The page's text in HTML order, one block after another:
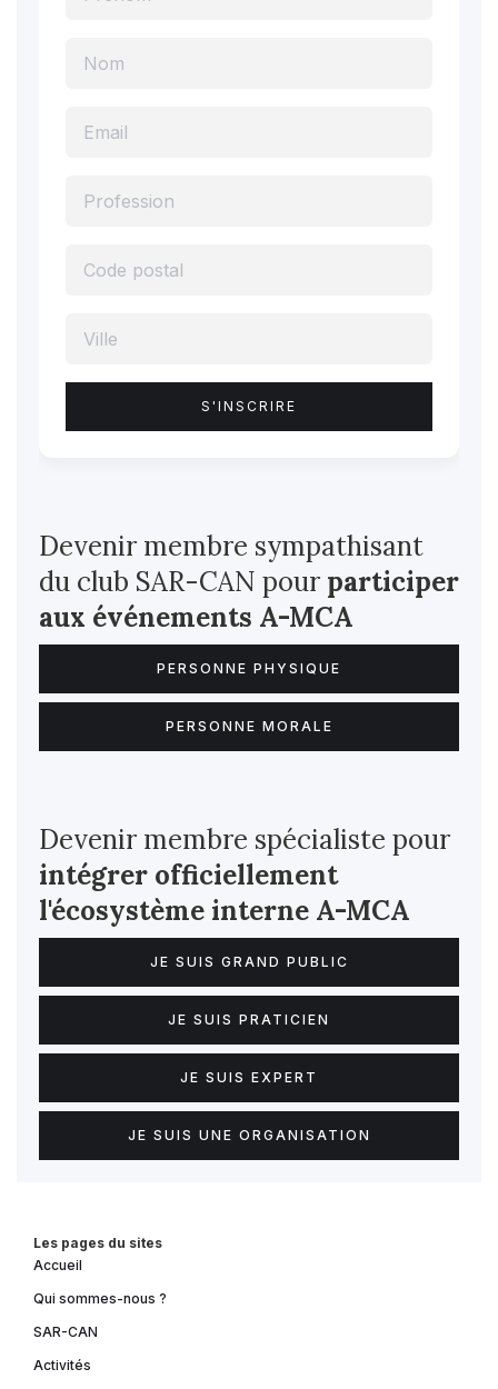
Devenir membre sympathisant
du club SAR-CAN pour participer
aux événements A-MCA
PERSONNE PHYSIQUE
PERSONNE MORALE
Devenir membre spécialiste pour
intégrer officiellement
l'écosystème interne A-MCA
JE SUIS GRAND PUBLIC
JE SUIS PRATICIEN
JE SUIS EXPERT
JE SUIS UNE ORGANISATION
Les pages du sites
Accueil
Qui sommes-nous ?
SAR-CAN
Activités